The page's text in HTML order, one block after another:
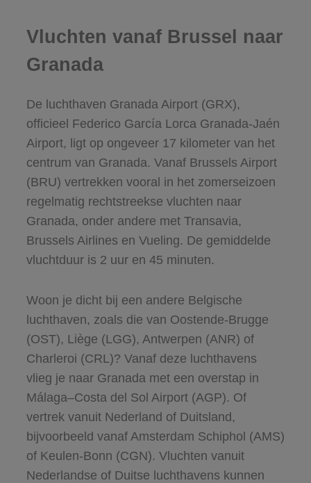
Vluchten vanaf Brussel naar
Granada
De luchthaven Granada Airport (GRX),
officieel Federico García Lorca Granada-Jaén
Airport, ligt op ongeveer 17 kilometer van het
centrum van Granada. Vanaf Brussels Airport
(BRU) vertrekken vooral in het zomerseizoen
regelmatig rechtstreekse vluchten naar
Granada, onder andere met Transavia,
Brussels Airlines en Vueling. De gemiddelde
vluchtduur is 2 uur en 45 minuten.
Woon je dicht bij een andere Belgische
luchthaven, zoals die van Oostende-Brugge
(OST), Liège (LGG), Antwerpen (ANR) of
Charleroi (CRL)? Vanaf deze luchthavens
vlieg je naar Granada met een overstap in
Málaga–Costa del Sol Airport (AGP). Of
vertrek vanuit Nederland of Duitsland,
bijvoorbeeld vanaf Amsterdam Schiphol (AMS)
of Keulen-Bonn (CGN). Vluchten vanuit
Nederlandse of Duitse luchthavens kunnen